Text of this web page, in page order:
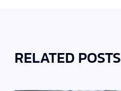
RELATED POSTS